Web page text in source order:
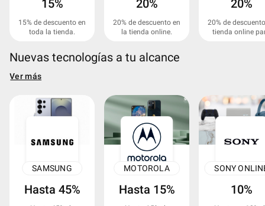
15%
15% de descuento en
toda la tienda.
20%
20% de descuento en
la tienda online.
20%
20% de
tienda online
Nuevas tecnologías a tu alcance
Ver más
SAMSUNG
Hasta 45%
MOTOROLA
Hasta 15%
SONY
10%